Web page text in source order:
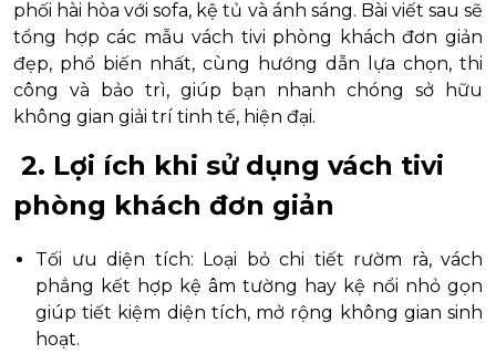
phối hài hòa với sofa, kệ tủ và ánh sáng. Bài viết sau sẽ
tổng hợp các mẫu vách tivi phòng khách đơn giản
đẹp, phổ biến nhất, cùng hướng dẫn lựa chọn, thi
công và bảo trì, giúp bạn nhanh chóng sở hữu
không gian giải trí tinh tế, hiện đại.
2. Lợi ích khi sử dụng vách tivi
phòng khách đơn giản
Tối ưu diện tích: Loại bỏ chi tiết rườm rà, vách
phẳng kết hợp kệ âm tường hay kệ nổi nhỏ gọn
giúp tiết kiệm diện tích, mở rộng không gian sinh
hoạt.